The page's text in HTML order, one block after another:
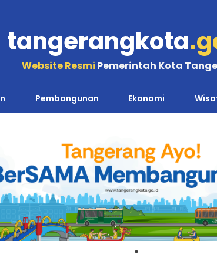
tangerangkota
Website Resmi Pemerintah Kota
Pembangunan Ekonomi